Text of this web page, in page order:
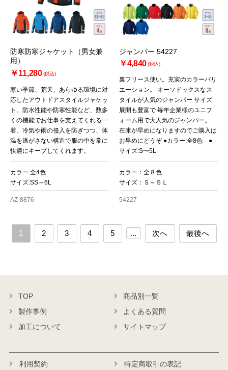
防寒防寒ジャケット（男女兼
用）
￥11,280 (税込)
寒い季節、荒天、あらゆる環境に対
応したアウトドアスタイルジャケッ
ト。防水性能や防寒性能など、数多
くの機能でお仕事を支えてくれる一
着。冷気や雨の侵入を防ぎつつ、体
温を逃がさない構造で服の中を常に
快適にキープしてくれます。
カラー:全4色
サイズ:SS～6L
AZ-8876
ジャンパー 54227
￥4,840(税込)
裏フリース使い。充実のカラーバリ
エーション。 オーソドックスなス
タイルが人気のジャンパー サイズ
展開も豊富で 毎年企業様のユニフ
ォーム用で大人気のジャンパー。
在庫が早めになりますのでご購入は
お早めにどうぞ ●カラー:全8色 ●
サイズ:S〜5L
カラー：全８色
サイズ：Ｓ～５Ｌ
54227
1 2 3 4 5 ... 次へ 最後へ
TOP
商品別一覧
製作事例
よくある質問
加工について
サイトマップ
利用契約
特定商取引の表記